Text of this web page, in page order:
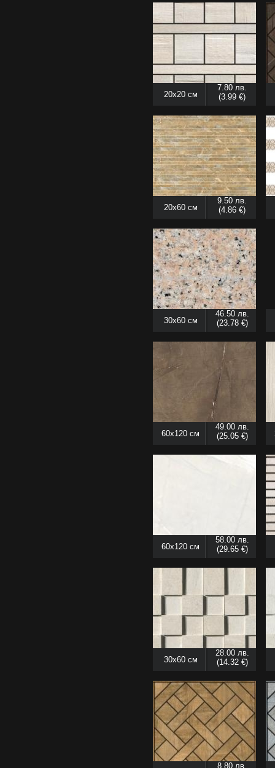
20x20 см
7.80 лв.
(3.99 €)
20x60 см
9.50 лв.
(4.86 €)
30x60 см
46.50 лв.
(23.78 €)
60x120 см
49.00 лв.
(25.05 €)
60x120 см
58.00 лв.
(29.65 €)
30x60 см
28.00 лв.
(14.32 €)
8.80 лв.